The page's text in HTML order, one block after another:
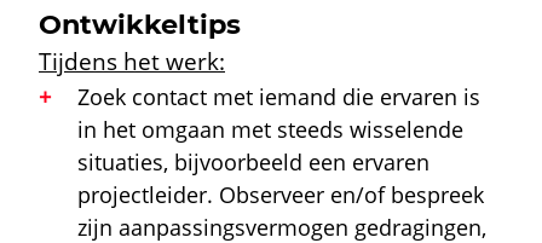
Ontwikkeltips
Tijdens het werk:
Zoek contact met iemand die ervaren is
in het omgaan met steeds wisselende
situaties, bijvoorbeeld een ervaren
projectleider. Observeer en/of bespreek
zijn aanpassingsvermogen gedragingen,